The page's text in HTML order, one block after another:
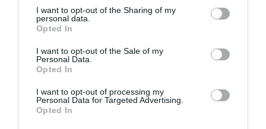
not limited to your visit or usage behaviour. You may click to
grant or deny consent to Google and its third-party tags to
use your data for below specified purposes in below Google
consent section.
I want to opt-out of the Sharing of my
personal data.
Opted In
I want to opt-out of the Sale of my
Personal Data.
Opted In
I want to opt-out of processing my
Personal Data for Targeted Advertising.
Opted In
írta Polisor Bettina
A Sió-csatorna hajózhatóvá válásának köszönhetően
megkezdődött aBalatoni Hajózási Zrt.
(Bahart) új
hajóinak szállítása a Dunán. A Komáromból indult
konvoj a tervek szerint hajnalban hajózik tovább
Budapestről a Sióra – áll a társaság MTI-hez szerdán
eljuttatott közleményében.